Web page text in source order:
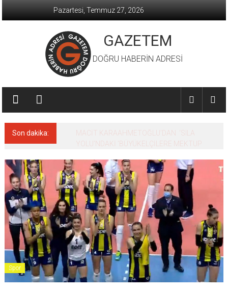
Pazartesi, Temmuz 27, 2026
GAZETEM
DOĞRU HABERİN ADRESİ
Son dakika:
MACİT KARAAHMETOĞLU’DAN ‘SILA
YOLU’NDAKİ ’BÜYÜKELÇİLERE MEKTUP
Spor